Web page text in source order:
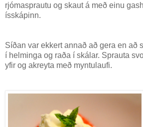
rjómasprautu og skaut á með einu
ísskápinn.
Síðan var ekkert annað að gera en að
í helminga og raða í skálar. Sprauta
yfir og akreyta með myntulaufi.